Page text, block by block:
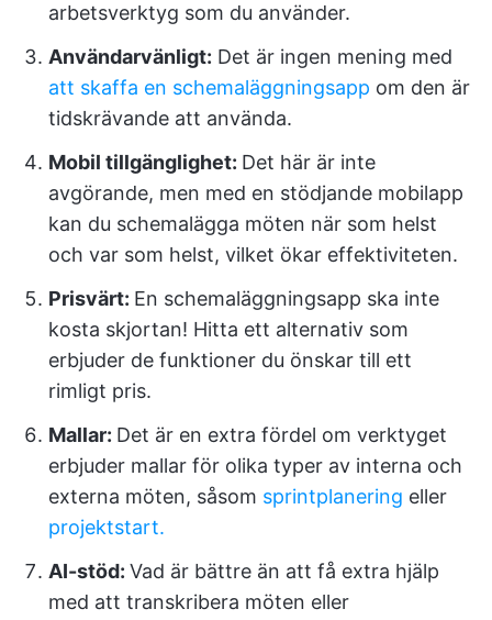
arbetsverktyg som du använder.
Användarvänligt: Det är ingen mening med
att skaffa en schemaläggningsapp om den är
tidskrävande att använda.
Mobil tillgänglighet: Det här är inte
avgörande, men med en stödjande mobilapp
kan du schemalägga möten när som helst
och var som helst, vilket ökar effektiviteten.
Prisvärt: En schemaläggningsapp ska inte
kosta skjortan! Hitta ett alternativ som
erbjuder de funktioner du önskar till ett
rimligt pris.
Mallar: Det är en extra fördel om verktyget
erbjuder mallar för olika typer av interna och
externa möten, såsom sprintplanering eller
projektstart.
AI-stöd: Vad är bättre än att få extra hjälp
med att transkribera möten eller